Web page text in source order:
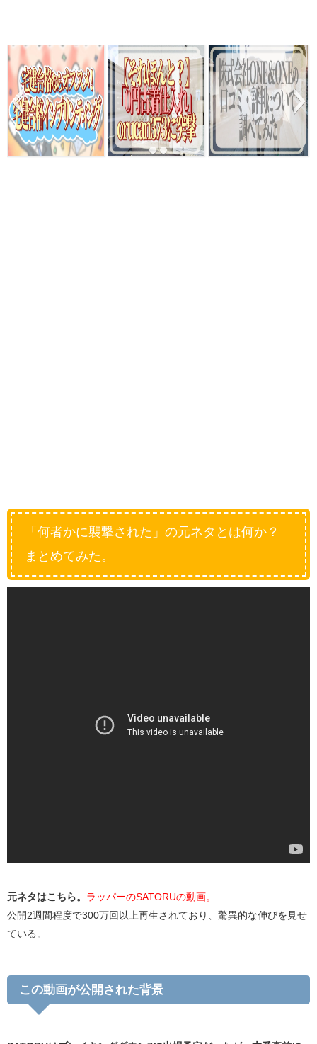
「何者かに襲撃された」の元ネタとは何か？
まとめてみた。
元ネタはこちら。 ラッパーのSATORUの動画。
公開2週間程度で300万回以上再生されており、驚異的な伸びを見せ
ている。
この動画が公開された背景